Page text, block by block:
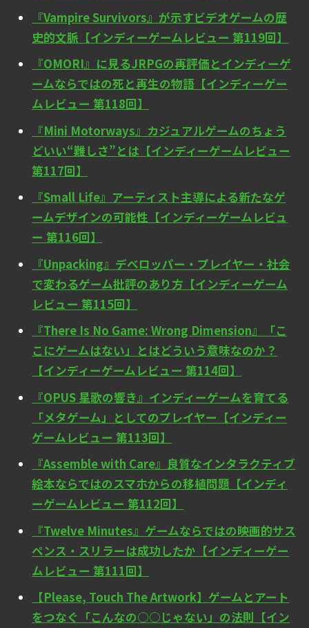
『Vampire Survivors』が示すビデオゲームの歴
史的文脈【インディーゲームレビュー 第119回】
『OMORI』に見るJRPGの再評価とインディーゲ
ームならではの死と再生の物語【インディーゲー
ムレビュー 第118回】
『Mini Motorways』カジュアルゲームのちょう
どいい“難しさ”とは【インディーゲームレビュー
第117回】
『Small Life』アーティスト主導による新たなゲ
ームデザインの可能性【インディーゲームレビュ
ー 第116回】
『Unpacking』デベロッパー・プレイヤー・社会
で変わるゲーム批評のあり方【インディーゲーム
レビュー 第115回】
『There Is No Game: Wrong Dimension』「こ
こにゲームはない」とはどういう意味なのか？
【インディーゲームレビュー 第114回】
『OPUS 星歌の響き』インディーゲームを育てる
「メタゲーム」としてのプレイヤー【インディー
ゲームレビュー 第113回】
『Assemble with Care』良質なインタラクティブ
絵本ならではのスマホからの移植問題【インディ
ーゲームレビュー 第112回】
『Twelve Minutes』ゲームならではの映画的サス
ペンス・スリラーは成功したか【インディーゲー
ムレビュー 第111回】
【Please, Touch The Artwork】ゲームとアート
をつなぐ「こんなの○○じゃない」の法則【イン